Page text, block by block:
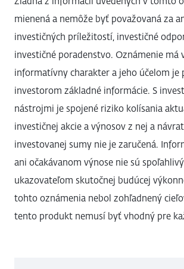
mienená a nemôže byť považovaná za
investičných príležitostí, investičné
investičné poradenstvo. Oznámenie má
informatívny charakter a jeho účelom je
investorom základné informácie. S
nástrojmi je spojené riziko kolísania
investičnej akcie a výnosov z nej a
investovanej sumy nie je zaručená.
ani očakávanom výnose nie sú
ukazovateľom skutočnej budúcej
tohto oznámenia nebol zohľadnený
tento produkt nemusí byť vhodný pre